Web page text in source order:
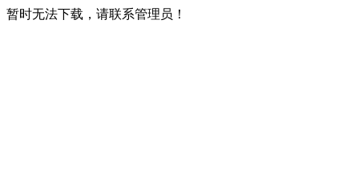
暂时无法下载，请联系管理员！